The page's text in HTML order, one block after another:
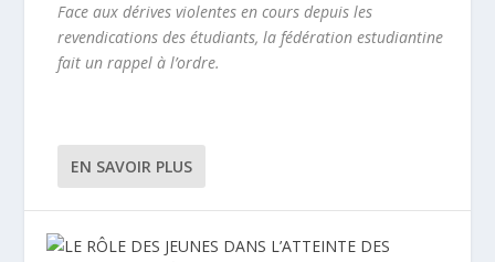
Face aux dérives violentes en cours depuis les
revendications des étudiants, la fédération estudiantine
fait un rappel à l’ordre.
EN SAVOIR PLUS